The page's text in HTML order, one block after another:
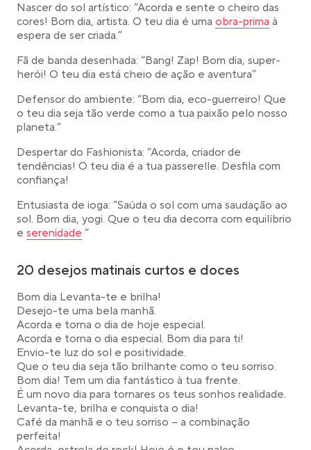
Nascer do sol artístico: “Acorda e sente o cheiro das
cores! Bom dia, artista. O teu dia é uma Link opens in a
obra-prima à
espera de ser criada.”
Fã de banda desenhada: “Bang! Zap! Bom dia, super-
herói! O teu dia está cheio de ação e aventura”
Defensor do ambiente: “Bom dia, eco-guerreiro! Que
o teu dia seja tão verde como a tua paixão pelo nosso
planeta.”
Despertar do Fashionista: “Acorda, criador de
tendências! O teu dia é a tua passerelle. Desfila com
confiança!
Entusiasta de ioga: “Saúda o sol com uma saudação ao
sol. Bom dia, yogi. Que o teu dia decorra com equilíbrio
e Link opens in a new tab
serenidade “
20 desejos matinais curtos e doces
Bom dia Levanta-te e brilha!
Desejo-te uma bela manhã.
Acorda e torna o dia de hoje especial.
Acorda e torna o dia especial. Bom dia para ti!
Envio-te luz do sol e positividade.
Que o teu dia seja tão brilhante como o teu sorriso.
Bom dia! Tem um dia fantástico à tua frente.
É um novo dia para tornares os teus sonhos realidade.
Levanta-te, brilha e conquista o dia!
Café da manhã e o teu sorriso – a combinação
perfeita!